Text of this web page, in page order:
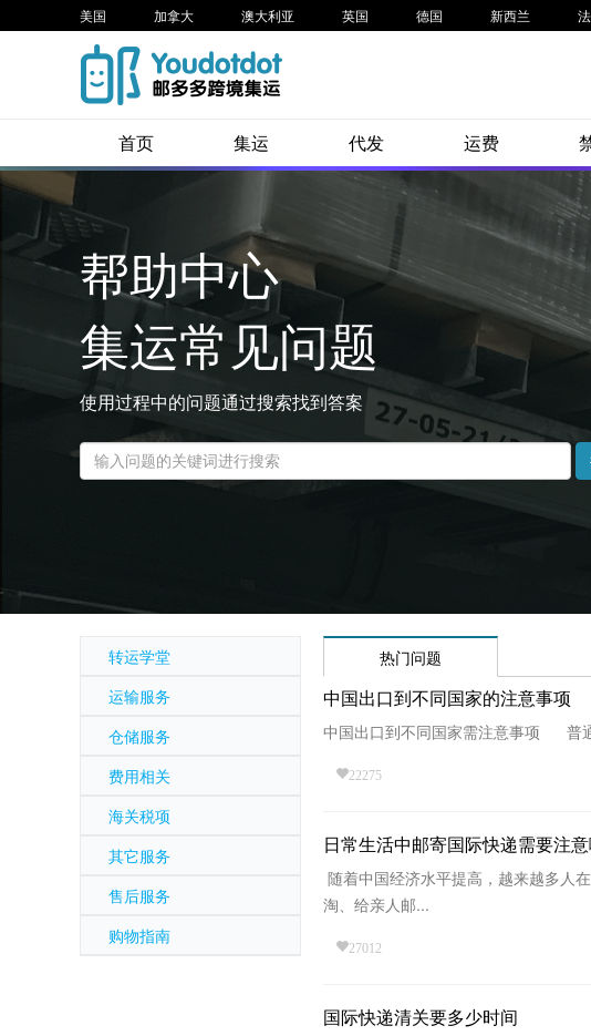
美国 加拿大 澳大利亚 英国 德国 新西兰
首页 集运 代发 运费
帮助中心
集运常见问题
使用过程中的问题通过搜索找到答案
转运学堂
运输服务
仓储服务
费用相关
海关税项
其它服务
售后服务
购物指南
热门问题
中国出口到不同国家的注意事项
中国出口到不同国家需注意事项 普
22275
日常生活中邮寄国际快递需要注
随着中国经济水平提高，越来越多人
淘、给亲人邮...
27012
国际快递清关要多少时间